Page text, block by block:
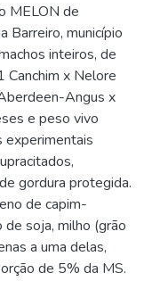
MELON de
Barreiro, município
inteiros, de
Canchim x Nelore
Angus x
e peso vivo
experimentais
gordura protegida.
de capim-
de soja, milho (grão
a uma delas,
de 5% da MS.